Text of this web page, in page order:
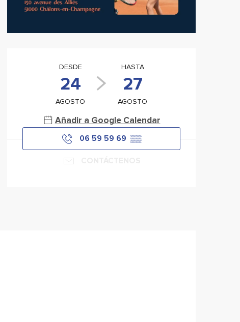
Horarios y datos de
DESDE
24
AGOSTO
HASTA
27
AGOSTO
Añadir a Google Calendar
06 59 59 69 ▒▒